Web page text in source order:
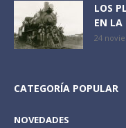
LOS
EN LA
24
CATEGORÍA POPULAR
NOVEDADES